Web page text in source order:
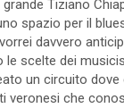
Tiziano
spazio per il
davvero
le scelte dei
un circuito dove
veronesi che